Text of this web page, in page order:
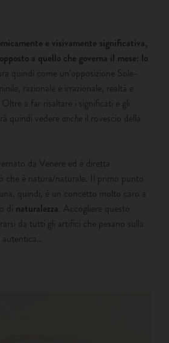
e visivamente significativa,
a quello che governa il mese: lo
quindi come un’opposizione Sole-
razionale e irrazionale, realtà e
a far risaltare i significati e gli
quindi vedere anche il rovescio della
da Venere ed è diretta
che è natura/naturale. Il primo punto
quindi, è un concetto molto caro a
di naturalezza . Accogliere questo
da tutti gli artifici che pesano sulla